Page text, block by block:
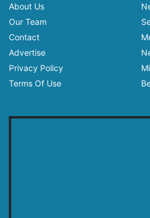
About Us
Our Team
Contact
Advertise
Privacy Policy
Terms Of Use